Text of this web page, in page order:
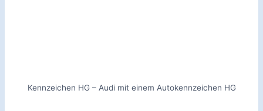
Kennzeichen HG – Audi mit einem Autokennzeichen HG